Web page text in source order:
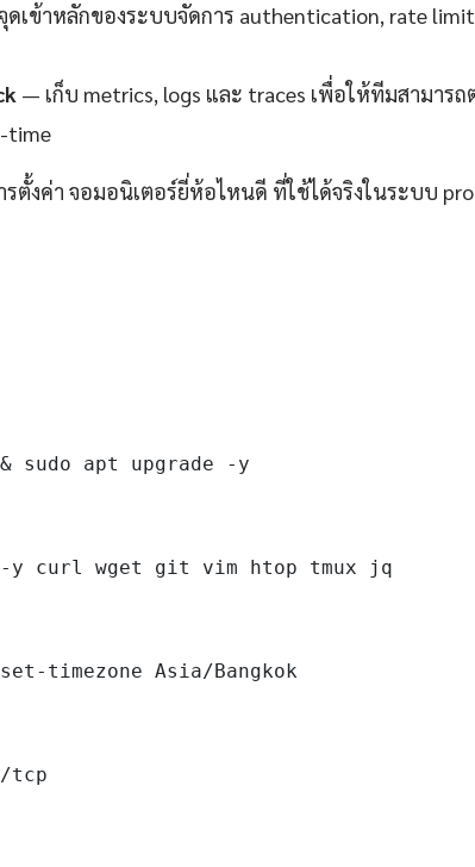
ดเข้าหลักของระบบจัดการ authentication, rate
— เก็บ metrics, logs และ traces เพื่อให้ทีมสามาร
time
รตั้งค่า จอมอนิเตอร์ยี่ห้อไหนดี ที่ใช้ได้จริงในระบบ
sudo apt upgrade -y
curl wget git vim htop tmux jq
timezone Asia/Bangkok
tcp